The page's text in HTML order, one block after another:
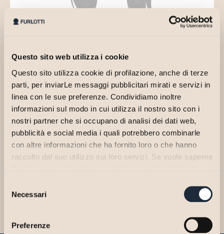
Questo sito web utilizza i cookie
Questo sito utilizza cookie di profilazione, anche di terze
parti, per inviarLe messaggi pubblicitari mirati e servizi in
linea con le sue preferenze. Condividiamo inoltre
informazioni sul modo in cui utilizza il nostro sito con i
nostri partner che si occupano di analisi dei dati web,
pubblicità e social media i quali potrebbero combinarle
con altre informazioni che ha fornito loro o che hanno
raccolto dal suo utilizzo sui loro servizi. Se vuole saperne
cliccando sul tasto "Accetta Tutti". Se non vuole i cookie
di profilazione può negare il consenso cliccando sul tasto
delNecessari
Preferenze
Martina is completing her professional internship in the Tax Area of
the firm.
She graduated in Business Administration and Management from
Sustainable Development Goals SDG 1 and SDG 2.”